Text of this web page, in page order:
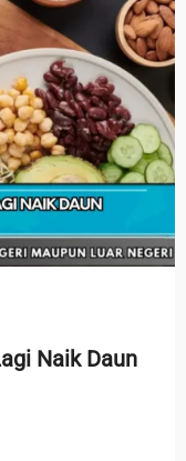
Naik Daun